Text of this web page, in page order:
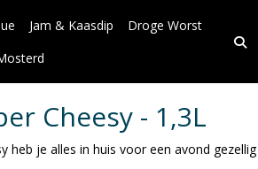
Jam & Kaasdip
Droge Worst
Cheesy - 1,3L
heb je alles in huis voor een avond gezellig